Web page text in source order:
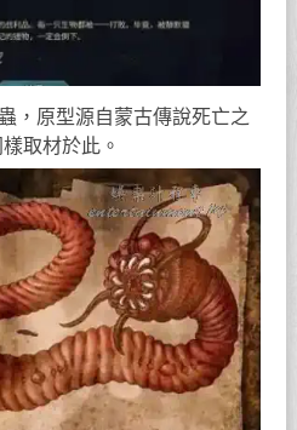
，原型源自蒙古傳說死亡之
取材於此。